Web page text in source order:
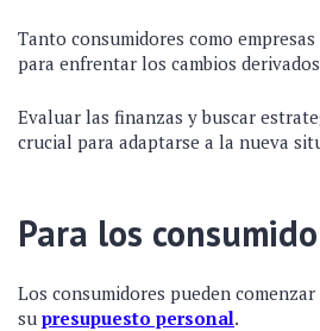
Tanto consumidores como
para enfrentar los cambios
Evaluar las finanzas y buscar
crucial para adaptarse a la nueva
Para los
Los consumidores pueden
su presupuesto personal.